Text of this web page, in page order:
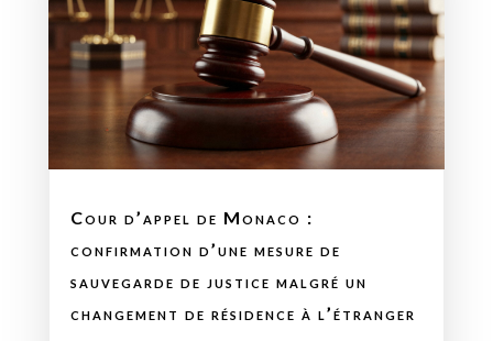
Cour d’appel de Monaco :
confirmation d’une mesure de
sauvegarde de justice malgré un
changement de résidence à l’étranger